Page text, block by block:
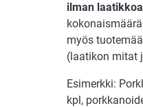
ilman
myös
(laatikon mitat
Esimerkki:
kpl,